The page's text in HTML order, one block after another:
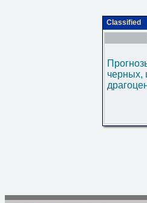
Classified
черных,